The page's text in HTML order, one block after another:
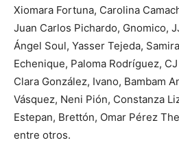
Xiomara Fortuna, Carolina
Juan Carlos Pichardo, Gnomico,
Ángel Soul, Yasser Tejeda,
Echenique, Paloma Rodríguez,
Clara González, Ivano, Bambam
Vásquez, Neni Pión, Constanza
Estepan, Brettón, Omar Pérez
entre otros.